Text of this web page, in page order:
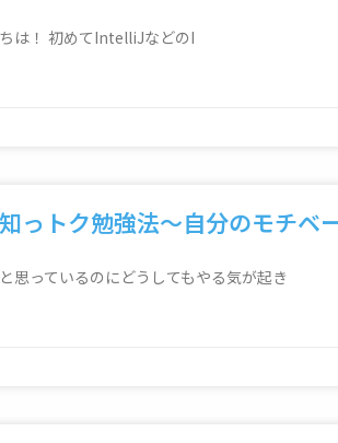
は！ 初めてIntelliJなどのI
っトク勉強法～自分のモチベ
思っているのにどうしてもやる気が起き